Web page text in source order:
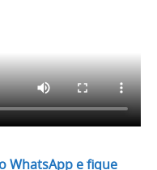
WhatsApp e fique